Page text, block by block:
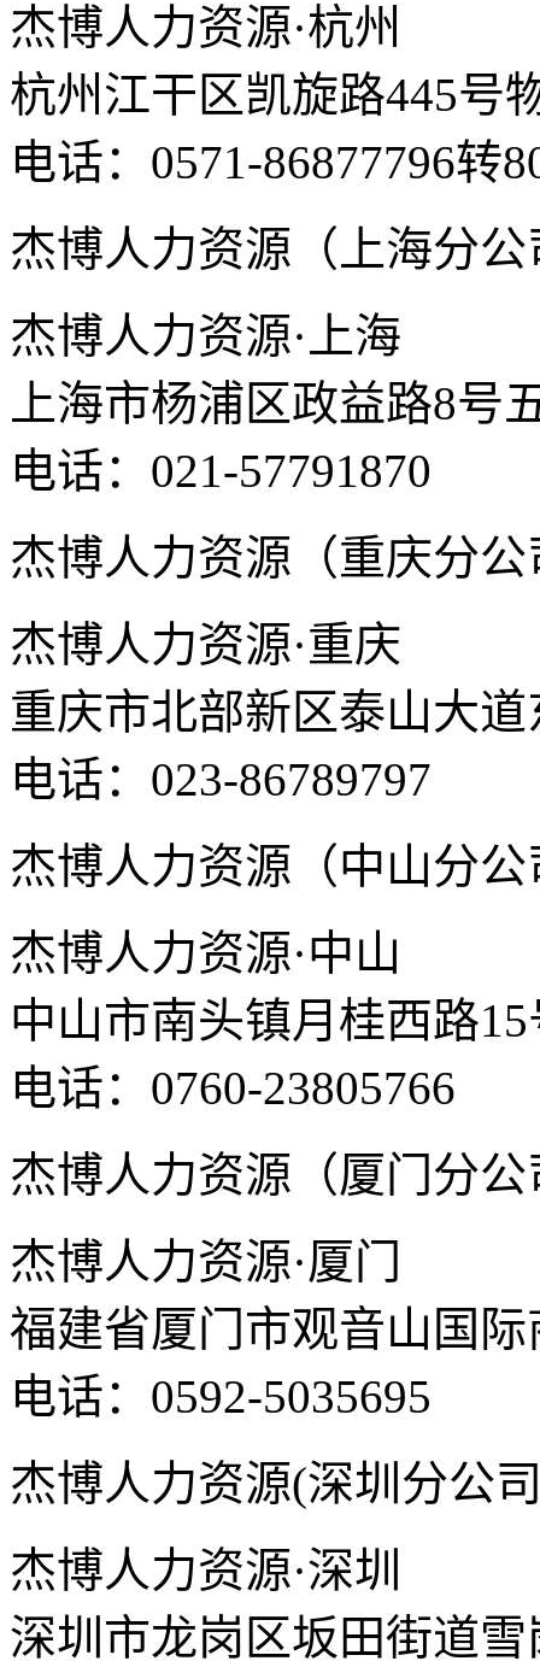
杰博人力资源·杭州
杭州江干区凯旋路445号
电话：0571-86877796转
杰博人力资源（上海分公
杰博人力资源·上海
上海市杨浦区政益路8号
电话：021-57791870
杰博人力资源（重庆分公
杰博人力资源·重庆
重庆市北部新区泰山大
电话：023-86789797
杰博人力资源（中山分公
杰博人力资源·中山
中山市南头镇月桂西路
电话：0760-23805766
杰博人力资源（厦门分公
杰博人力资源·厦门
福建省厦门市观音山国
电话：0592-5035695
杰博人力资源(深圳分公
杰博人力资源·深圳
深圳市龙岗区坂田街道